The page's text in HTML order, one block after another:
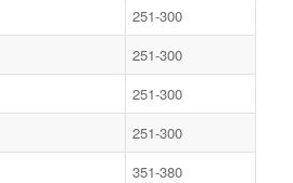
251-300
251-300
251-300
251-300
351-380